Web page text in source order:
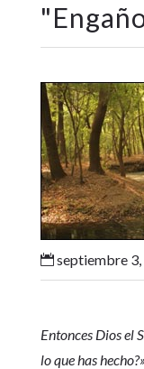
"
septiembre 3,
Entonces Dios el
lo que has